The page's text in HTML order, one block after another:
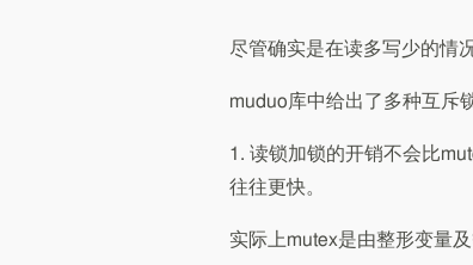
尽管确实是在读多写少的情
muduo库中给出了多种互斥
1. 读锁加锁的开销不会比
往往更快。
实际上mutex是由整形变量